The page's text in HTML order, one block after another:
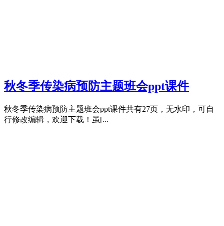
秋冬季传染病预防主题班会ppt课件
秋冬季传染病预防主题班会ppt课件共有27页，无水印，可自
行修改编辑，欢迎下载！虽[...